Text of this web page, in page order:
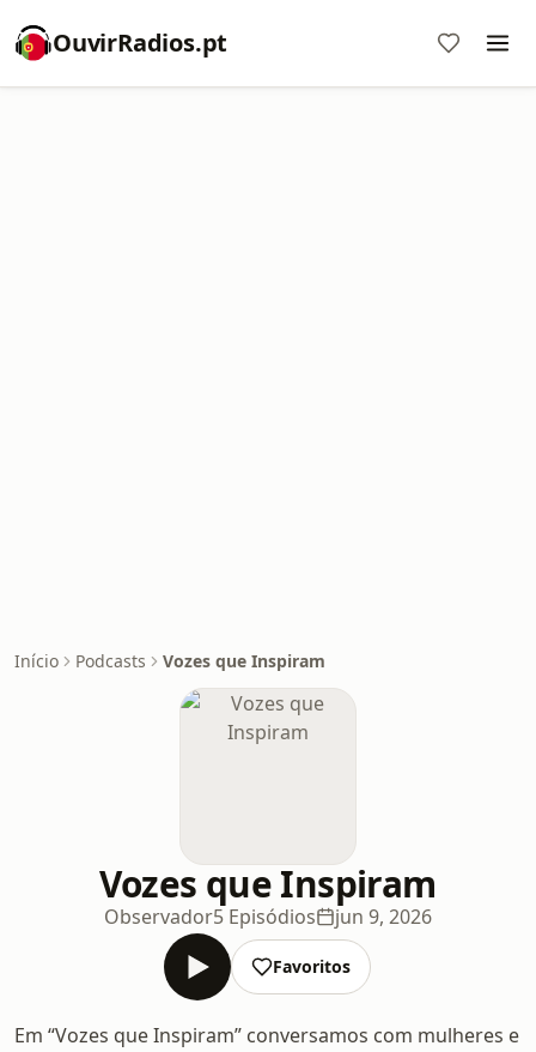
OuvirRadios.pt
Início Podcasts Vozes que Inspiram
Vozes que Inspiram
Observador5 Episódios jun 9, 2026
Favoritos
Em “Vozes que Inspiram” conversamos com mulheres e